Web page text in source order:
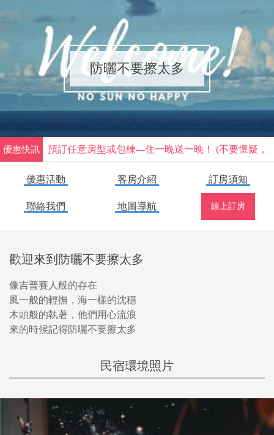
防曬不要擦太多
優惠快訊 預訂任意房型或包棟---住一晚送一晚！ (不要懷疑，
真的優惠2晚)（不分平假日，除了連續假期與春節
優惠活動 客房介紹 訂房須知
聯絡我們 地圖導航 線上訂房
歡迎來到防曬不要擦太多
像吉普賽人般的存在
風一般的輕撫，海一樣的沈穩
木頭般的執著，他們用心流浪
來的時候記得防曬不要擦太多
民宿環境照片